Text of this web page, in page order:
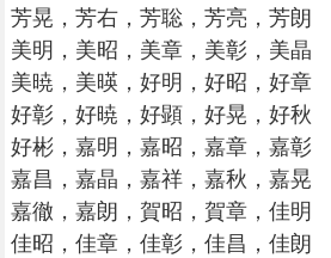
芳晃，芳右，芳聡，芳亮，芳朗
美明，美昭，美章，美彰，美晶
美暁，美暎，好明，好昭，好章
好彰，好暁，好顕，好晃，好秋
好彬，嘉明，嘉昭，嘉章，嘉彰
嘉昌，嘉晶，嘉祥，嘉秋，嘉晃
嘉徹，嘉朗，賀昭，賀章，佳明
佳昭，佳章，佳彰，佳昌，佳朗